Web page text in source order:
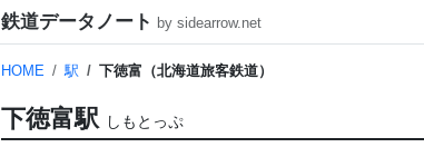
鉄道データノート by sidearrow.net
HOME 駅 下徳富（北海道旅客鉄道）
下徳富駅 しもとっぷ